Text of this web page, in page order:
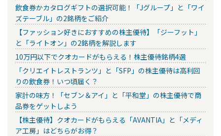
飲食券かカタログギフトの選択可能！「Jグループ」と「ワイ
ズテーブル」の2銘柄をご紹介
【ファッション好きにおすすめの株主優待】「ジーフット」
と「ライトオン」の2銘柄を解説します
10万円以下でクオカードがもらえる！株主優待銘柄4選
「クリエイトレストランツ」と「SFP」の株主優待は高利回
りの飲食券！いつ頃届く？
家計の味方！「セブン＆アイ」と「平和堂」の株主優待で商
品券をゲットしよう
【株主優待】クオカードがもらえる「AVANTIA」と「メディ
ア工房」はどちらがお得？